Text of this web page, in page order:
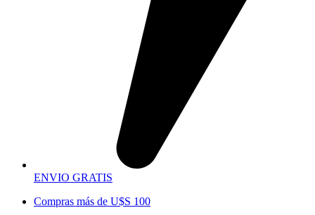
ENVIO GRATIS
Compras más de U$S 100